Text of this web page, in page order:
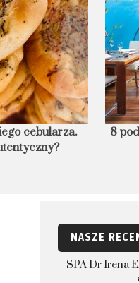
cebularza.
8
NASZE
SPA Dr Irena